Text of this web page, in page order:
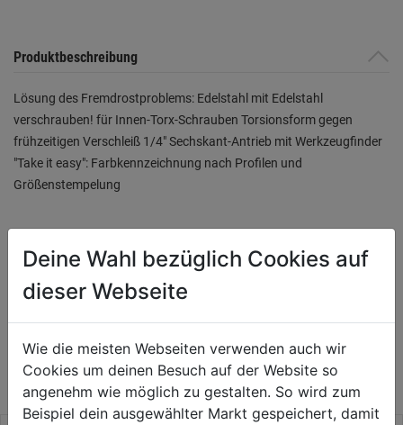
Produktbeschreibung
Lösung des Fremdrostproblems: Edelstahl mit Edelstahl
verschrauben! für Innen-Torx-Schrauben Torsionsform gegen
frühzeitigen Verschleiß 1/4" Sechskant-Antrieb mit Werkzeugfinder
"Take it easy": Farbkennzeichnung nach Profilen und
Größenstempelung
KATEGORIE
Deine Wahl bezüglich Cookies auf
dieser Webseite
Wie die meisten Webseiten verwenden auch wir
Cookies um deinen Besuch auf der Website so
angenehm wie möglich zu gestalten. So wird zum
Beispiel dein ausgewählter Markt gespeichert, damit